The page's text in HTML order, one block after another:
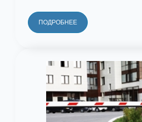
ПОДРОБНЕЕ